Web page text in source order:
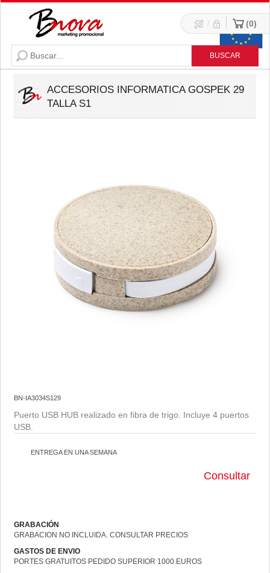
/ 0
ACCESORIOS INFORMATICA GOSPEK 29
TALLA S1
BN-IA3034S129
Puerto USB HUB realizado en fibra de trigo. Incluye 4 puertos
USB.
ENTREGA EN UNA SEMANA
Consultar
GRABACIÓN
GRABACION NO INCLUIDA. CONSULTAR PRECIOS
GASTOS DE ENVIO
PORTES GRATUITOS PEDIDO SUPERIOR 1000 EUROS